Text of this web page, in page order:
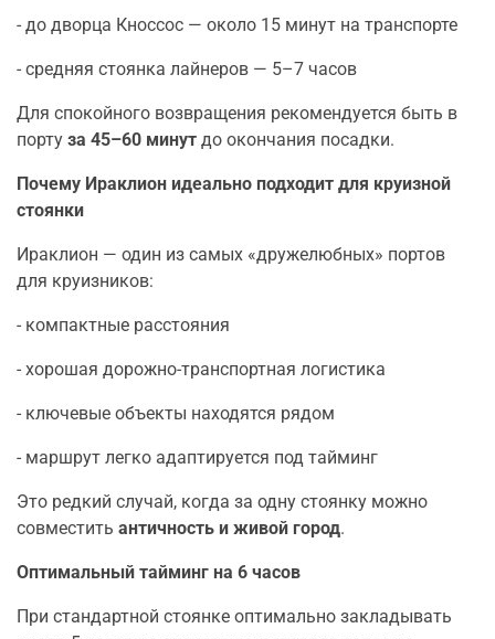
- до дворца Кноссос — около 15 минут на транспорте
- средняя стоянка лайнеров — 5–7 часов
Для спокойного возвращения рекомендуется быть в
порту за 45–60 минут до окончания посадки.
Почему Ираклион идеально подходит для круизной
стоянки
Ираклион — один из самых «дружелюбных» портов
для круизников:
- компактные расстояния
- хорошая дорожно-транспортная логистика
- ключевые объекты находятся рядом
- маршрут легко адаптируется под тайминг
Это редкий случай, когда за одну стоянку можно
совместить античность и живой город.
Оптимальный тайминг на 6 часов
При стандартной стоянке оптимально закладывать